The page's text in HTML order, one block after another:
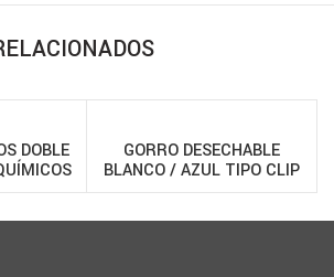
DOBLE
ENCOM
GORRO DESECHABLE
BLANCO / AZUL TIPO CLIP
(ORUGA)